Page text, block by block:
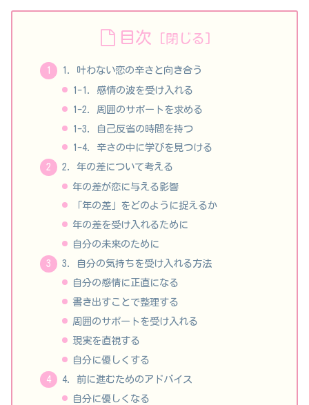
目次
1. 叶わない恋の辛さと向き合う
1-1. 感情の波を受け入れる
1-2. 周囲のサポートを求める
1-3. 自己反省の時間を持つ
1-4. 辛さの中に学びを見つける
2. 年の差について考える
年の差が恋に与える影響
「年の差」をどのように捉えるか
年の差を受け入れるために
自分の未来のために
3. 自分の気持ちを受け入れる方法
自分の感情に正直になる
書き出すことで整理する
周囲のサポートを受け入れる
現実を直視する
自分に優しくする
4. 前に進むためのアドバイス
自分に優しくなる